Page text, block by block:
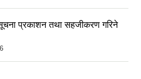
प्रकाशन तथा सहजीकरण गरिने